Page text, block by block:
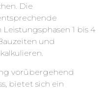
Die
1 bis 4
und
vorübergehend
bietet sich ein